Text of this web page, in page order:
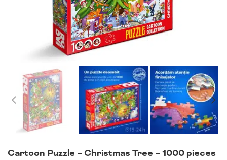
Cartoon Puzzle – Christmas Tree – 1000 pieces